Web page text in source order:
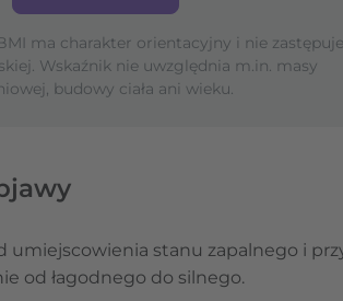
ma charakter orientacyjny i nie zastępuje
Wskaźnik nie uwzględnia m.in. masy
budowy ciała ani wieku.
umiejscowienia stanu zapalnego i
od łagodnego do silnego.